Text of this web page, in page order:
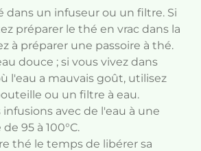
dans un infuseur ou un filtre. Si
préparer le thé en vrac dans la
à préparer une passoire à thé.
douce ; si vous vivez dans
l'eau a mauvais goût, utilisez
ou un filtre à eau.
infusions avec de l'eau à une
95 à 100°C.
thé le temps de libérer sa